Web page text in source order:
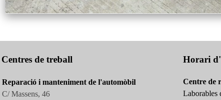
Centres de treball
Reparació i manteniment de l'automòbil
C/ Massens, 46
Horari
Centre de
Laborables